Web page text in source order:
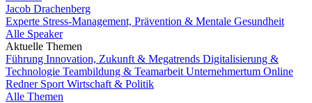
Jacob Drachenberg
Experte Stress-Management, Prävention & Mentale Gesundheit
Alle Speaker
Aktuelle Themen
Führung Innovation, Zukunft & Megatrends Digitalisierung &
Technologie Teambildung & Teamarbeit Unternehmertum Online
Redner Sport Wirtschaft & Politik
Alle Themen